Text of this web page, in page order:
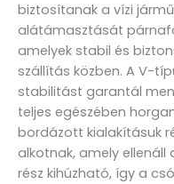
biztosítanak a vízi
alátámasztását
amelyek stabil és
szállítás közben. A V-
stabilitást garantál
teljes egészében
bordázott kialakításuk
alkotnak, amely
rész kihúzható, így a